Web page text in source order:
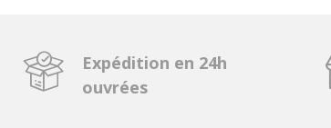
Expédition en 24h
ouvrées